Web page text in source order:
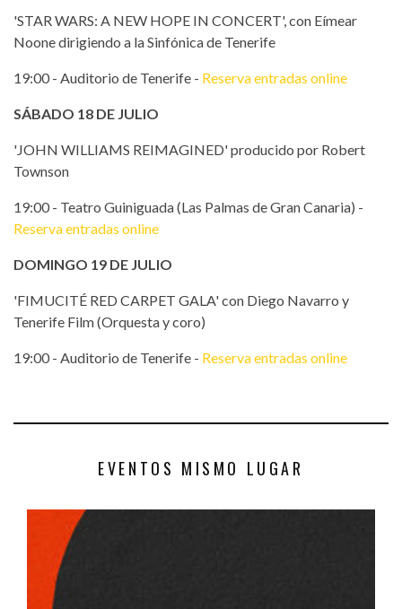
'STAR WARS: A NEW HOPE IN CONCERT', con Eímear
Noone dirigiendo a la Sinfónica de Tenerife
19:00 - Auditorio de Tenerife - Reserva entradas online
SÁBADO 18 DE JULIO
'JOHN WILLIAMS REIMAGINED' producido por Robert
Townson
19:00 - Teatro Guiniguada (Las Palmas de Gran Canaria) -
Reserva entradas online
DOMINGO 19 DE JULIO
'FIMUCITÉ RED CARPET GALA' con Diego Navarro y
Tenerife Film (Orquesta y coro)
19:00 - Auditorio de Tenerife - Reserva entradas online
EVENTOS MISMO LUGAR